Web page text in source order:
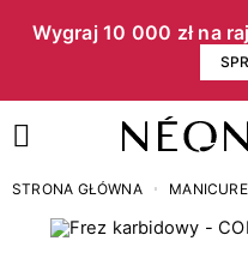
Wygraj 10 000 zł na
STRONA GŁÓWNA